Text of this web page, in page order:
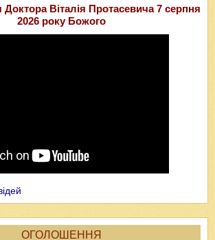
Доктора Віталія Протасевича 7 серпня
2026 року Божого
ОГОЛОШЕННЯ